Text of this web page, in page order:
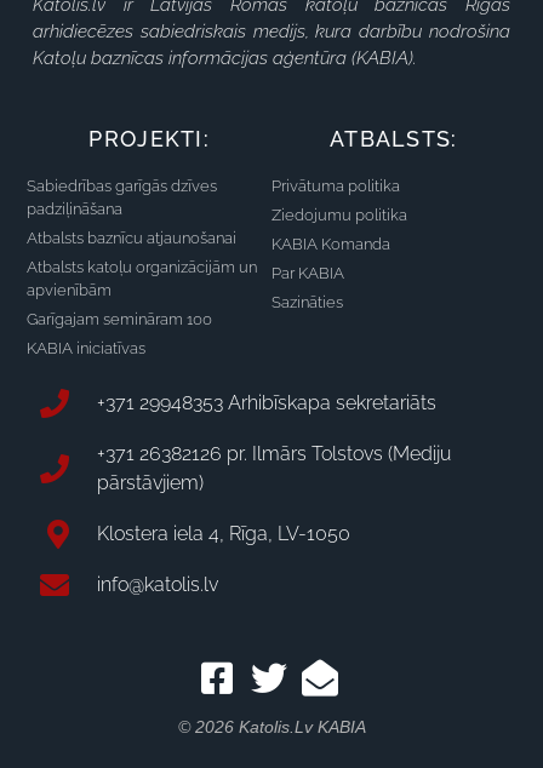
Katolis.lv ir Latvijas Romas katoļu baznīcas Rīgas
arhidiecēzes sabiedriskais medijs, kura darbību nodrošina
Katoļu baznīcas informācijas aģentūra (KABIA).
PROJEKTI:
Sabiedrības garīgās dzīves
padziļināšana
Atbalsts baznīcu atjaunošanai
Atbalsts katoļu organizācijām un
apvienībām
Garīgajam semināram 100
KABIA iniciatīvas
ATBALSTS:
Privātuma politika
Ziedojumu politika
KABIA Komanda
Par KABIA
Sazināties
+371 29948353 Arhibīskapa sekretariāts
+371 26382126 pr. Ilmārs Tolstovs (Mediju
pārstāvjiem)
Klostera iela 4, Rīga, LV-1050
info@katolis.lv
© 2026 Katolis.lv KABIA